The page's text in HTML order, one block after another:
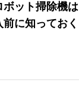
ボット掃除機は
に知っておく